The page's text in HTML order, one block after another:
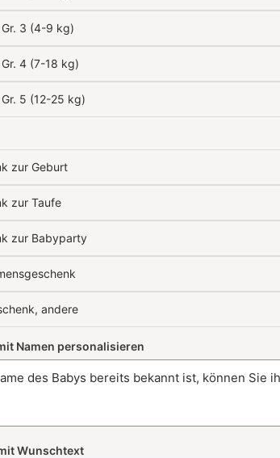
3 (4-9 kg)
4 (7-18 kg)
5 (12-25 kg)
zur Geburt
zur Taufe
zur Babyparty
andere
Namen personalisieren
Wunschtext